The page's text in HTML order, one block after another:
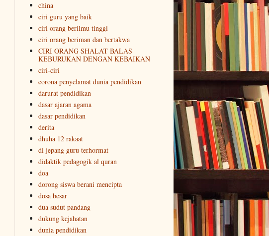
china
ciri guru yang baik
ciri orang berilmu tinggi
ciri orang beriman dan bertakwa
CIRI ORANG SHALAT BALAS
KEBURUKAN DENGAN KEBAIKAN
ciri-ciri
corona penyelamat dunia pendidikan
darurat pendidikan
dasar ajaran agama
dasar pendidikan
derita
dhuha 12 rakaat
di jepang guru terhormat
didaktik pedagogik al quran
doa
dorong siswa berani mencipta
dosa besar
dua sudut pandang
dukung kejahatan
dunia pendidikan